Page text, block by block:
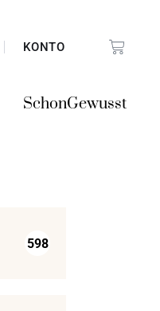
KONTO
SchonGewusst
598